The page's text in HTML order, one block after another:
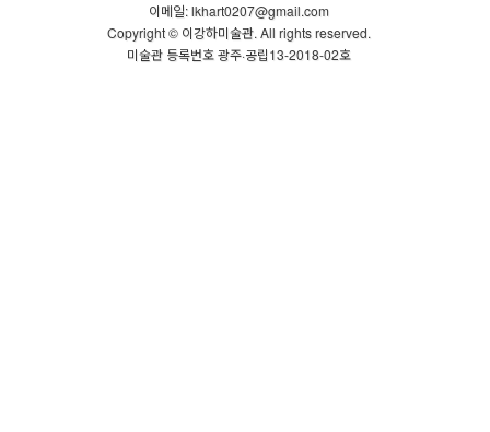
이메일: lkhart0207@gmail.com
Copyright © 이강하미술관. All rights reserved.
미술관 등록번호 광주·공립13-2018-02호